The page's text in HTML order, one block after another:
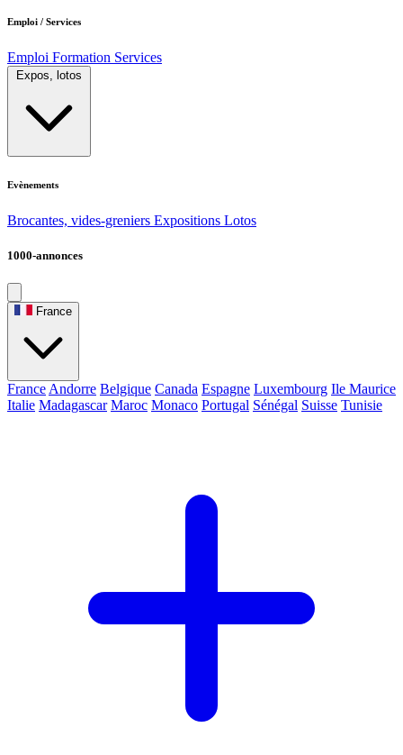
Emploi / Services
Emploi Formation Services
Expos, lotos
Evènements
Brocantes, vides-greniers Expositions Lotos
1000-annonces
France
France Andorre Belgique Canada Espagne Luxembourg Ile Maurice
Italie Madagascar Maroc Monaco Portugal Sénégal Suisse Tunisie